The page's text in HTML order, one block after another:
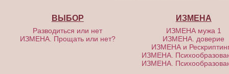
ВЫБОР
Разводиться или нет
ИЗМЕНА. Прощать или нет?
ИЗМЕНА
ИЗМЕНА мужа 1
ИЗМЕНА. доверие
ИЗМЕНА и
ИЗМЕНА.
ИЗМЕНА.